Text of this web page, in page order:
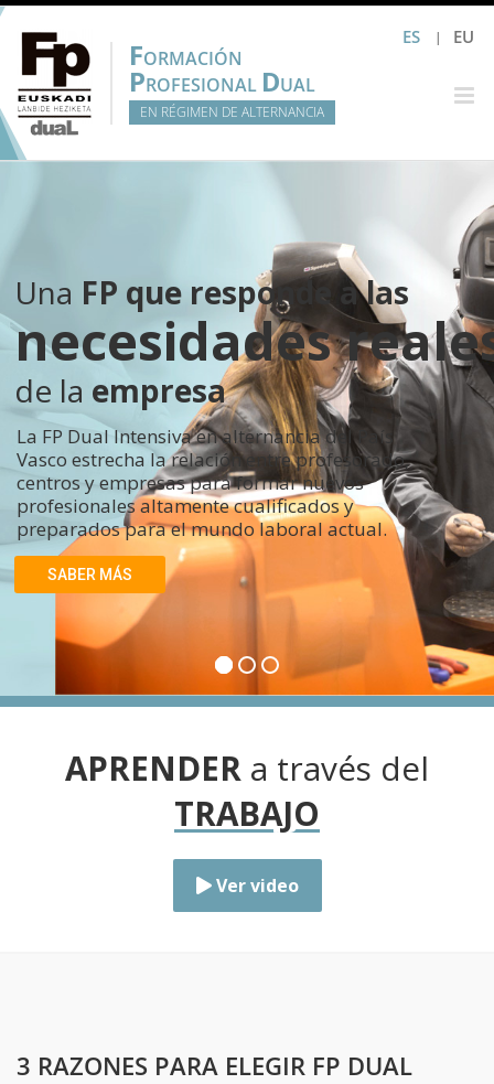
Saltar
contenido
ES EU
FORMACIÓN
PROFESIONAL DUAL
EN RÉGIMEN DE ALTERNANCIA
Una FP que responde a las
necesidades
de la empresa
La FP Dual Intensiva en alternancia del País
Vasco estrecha la relación entre profesorado,
centros y empresas para formar nuevos
profesionales altamente cualificados y
preparados para el mundo laboral actual.
SABER MÁS
APRENDER a través del
TRABAJO
Ver video
3 RAZONES PARA ELEGIR FP DUAL